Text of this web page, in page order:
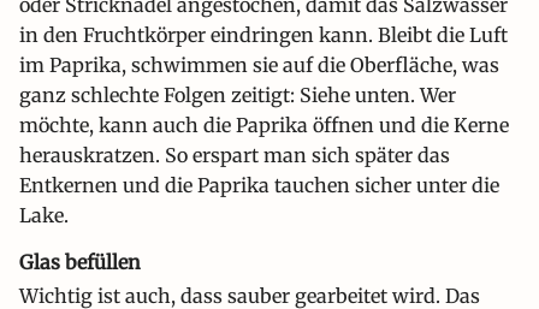
in den Fruchtkörper eindringen kann. Bleibt die Luft
im Paprika, schwimmen sie auf die Oberfläche, was
ganz schlechte Folgen zeitigt: Siehe unten. Wer
möchte, kann auch die Paprika öffnen und die Kerne
herauskratzen. So erspart man sich später das
Entkernen und die Paprika tauchen sicher unter die
Lake.
Glas befüllen
Wichtig ist auch, dass sauber gearbeitet wird. Das